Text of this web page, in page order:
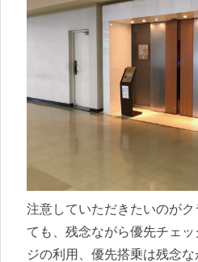
注意していただきたいのが
ても、残念ながら優先チェ
ジの利用、優先搭乗は残念な